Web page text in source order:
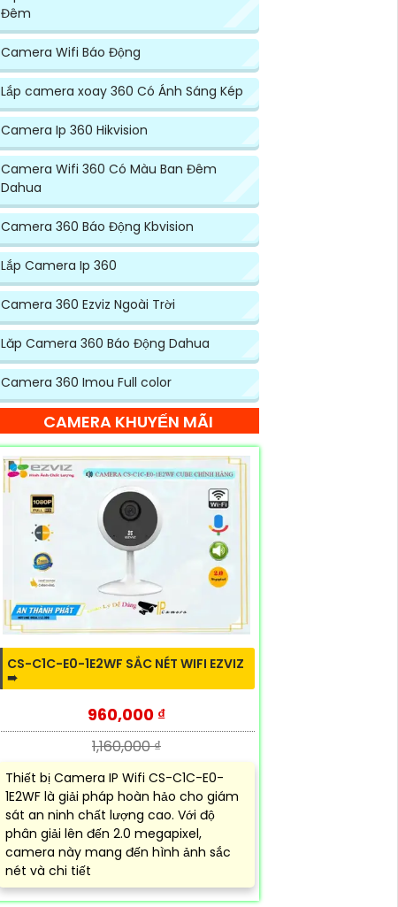
Đêm
Camera Wifi Báo Động
Lắp camera xoay 360 Có Ánh Sáng Kép
Camera Ip 360 Hikvision
Camera Wifi 360 Có Màu Ban Đêm
Dahua
Camera 360 Báo Động Kbvision
Lắp Camera Ip 360
Camera 360 Ezviz Ngoài Trời
Lăp Camera 360 Báo Động Dahua
Camera 360 Imou Full color
CAMERA KHUYẾN MÃI
CS-C1C-E0-1E2WF SẮC NÉT WIFI EZVIZ
➠
960,000 ₫
1,160,000 ₫
Thiết bị Camera IP Wifi CS-C1C-E0-
1E2WF là giải pháp hoàn hảo cho giám
sát an ninh chất lượng cao. Với độ
phân giải lên đến 2.0 megapixel,
camera này mang đến hình ảnh sắc
nét và chi tiết